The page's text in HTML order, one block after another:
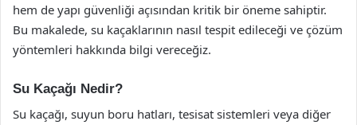
hem de yapı güvenliği açısından kritik bir öneme sahiptir.
Bu makalede, su kaçaklarının nasıl tespit edileceği ve çözüm
yöntemleri hakkında bilgi vereceğiz.
Su Kaçağı Nedir?
Su kaçağı, suyun boru hatları, tesisat sistemleri veya diğer